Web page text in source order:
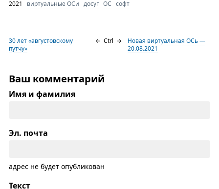
2021 виртуальные ОСи досуг ОС софт
30 лет «августовскому
путчу»
← Ctrl →
Новая виртуальная ОСь —
20.08.2021
Ваш комментарий
Имя и фамилия
Эл. почта
адрес не будет опубликован
Текст